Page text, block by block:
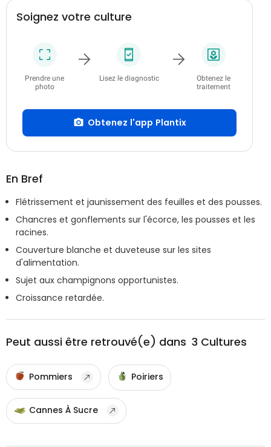
Soignez votre culture
Prendre une
photo
Lisez le diagnostic
Obtenez le
traitement
Obtenez l'app Plantix
En Bref
Flétrissement et jaunissement des feuilles et des pousses.
Chancres et gonflements sur l'écorce, les pousses et les
racines.
Couverture blanche et duveteuse sur les sites
d'alimentation.
Sujet aux champignons opportunistes.
Croissance retardée.
Peut aussi être retrouvé(e) dans 3 Cultures
Pommiers Poiriers
Cannes À Sucre